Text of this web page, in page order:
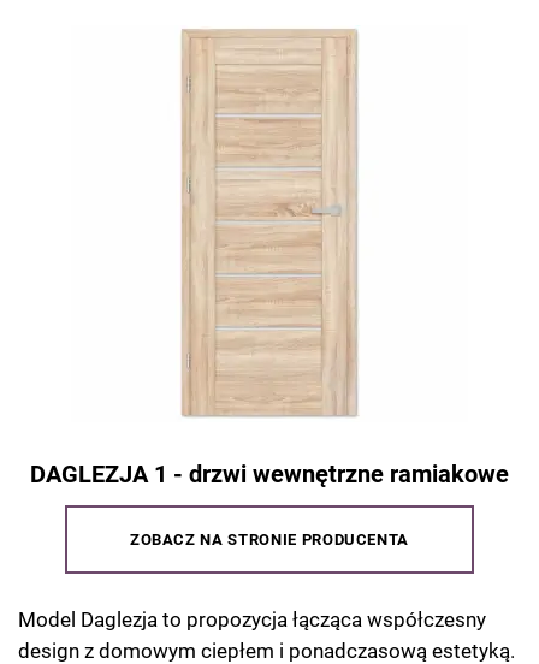
DAGLEZJA 1 - drzwi wewnętrzne ramiakowe
ZOBACZ NA STRONIE PRODUCENTA
Model Daglezja to propozycja łącząca współczesny
design z domowym ciepłem i ponadczasową estetyką.